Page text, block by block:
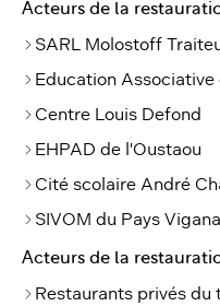
Acteurs de la
SARL Molostoff
Education Associative
Centre Louis Defond
EHPAD de l'Oustaou
Cité scolaire André
SIVOM du Pays
Acteurs de la
Restaurants privés du